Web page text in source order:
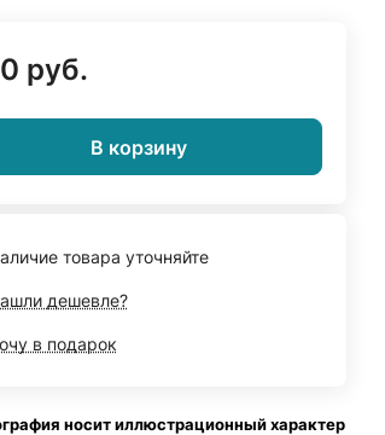
руб.
В корзину
товара уточняйте
дешевле?
в подарок
носит иллюстрационный характер